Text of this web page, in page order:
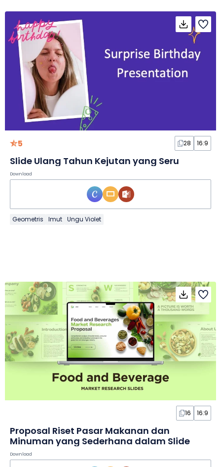
5 28 16:9
Slide Ulang Tahun Kejutan yang Seru
Download
Geometris Imut Ungu Violet
16 16:9
Proposal Riset Pasar Makanan dan
Minuman yang Sederhana dalam Slide
Download